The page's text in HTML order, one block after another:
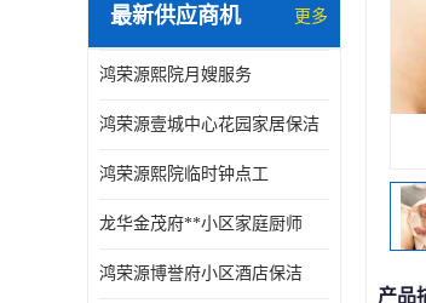
最新供应商机 更多
鸿荣源熙院月嫂服务
鸿荣源壹城中心花园家居保洁
鸿荣源熙院临时钟点工
龙华金茂府**小区家庭厨师
鸿荣源博誉府小区酒店保洁
产品